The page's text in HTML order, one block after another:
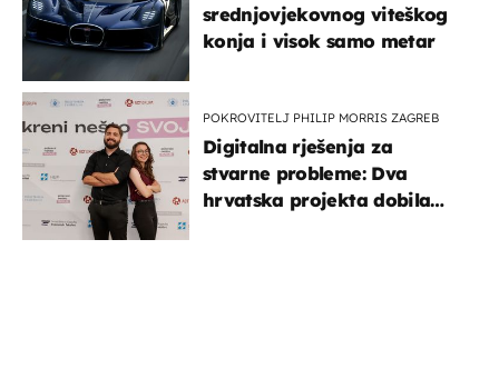
srednjovjekovnog viteškog
konja i visok samo metar
POKROVITELJ PHILIP MORRIS ZAGREB
Digitalna rješenja za
stvarne probleme: Dva
hrvatska projekta dobila